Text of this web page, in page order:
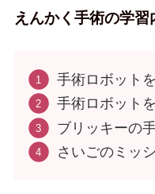
えんかく手術の学習
手術ロボット
手術ロボット
ブリッキーの
さいごのミッ